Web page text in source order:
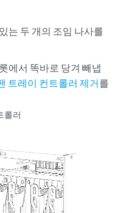
는 두 개의 조임 나사를
에서 똑바로 당겨 빼냅
트레이 컨트롤러 제거를
롤러